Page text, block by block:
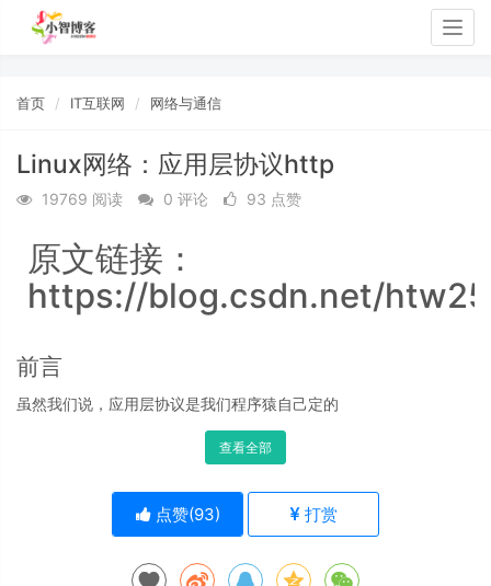
首页 IT互联网 网络与通信
Linux网络：应用层协议http
19769 阅读 0 评论 93 点赞
原文链接：
https://blog.csdn.net/
前言
虽然我们说，应用层协议是我们程序猿自己定的
查看全部
点赞(93) 打赏